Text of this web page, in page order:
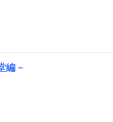
編－